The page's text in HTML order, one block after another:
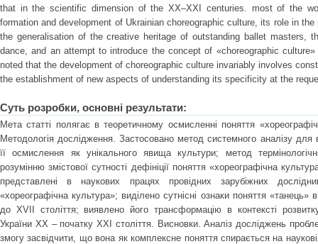
that in the scientific dimension of the XX–XXI centuries. most of the
formation and development of Ukrainian choreographic culture, its role in
the generalisation of the creative heritage of outstanding ballet masters,
dance, and an attempt to introduce the concept of «choreographic
noted that the development of choreographic culture invariably involves
the establishment of new aspects of understanding its specificity at the
Суть розробки, основні результати:
Мета статті полягає в теоретичному осмисленні поняття
Методологія дослідження. Застосовано метод системного аналізу для
її осмислення як унікального явища культури; метод
розумінню змістової сутності дефініції поняття «хореографічна
представлені в наукових працях провідних зарубіжних
«хореографічна культура»; виділено сутнісні ознаки поняття «танець»
до ХVII століття; виявлено його трансформацію в контексті
України ХХ – початку XXI століття. Висновки. Аналіз досліджень
змогу засвідчити, що вона як комплексне поняття спирається на